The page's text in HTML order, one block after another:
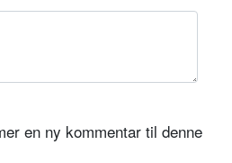
en ny kommentar til denne